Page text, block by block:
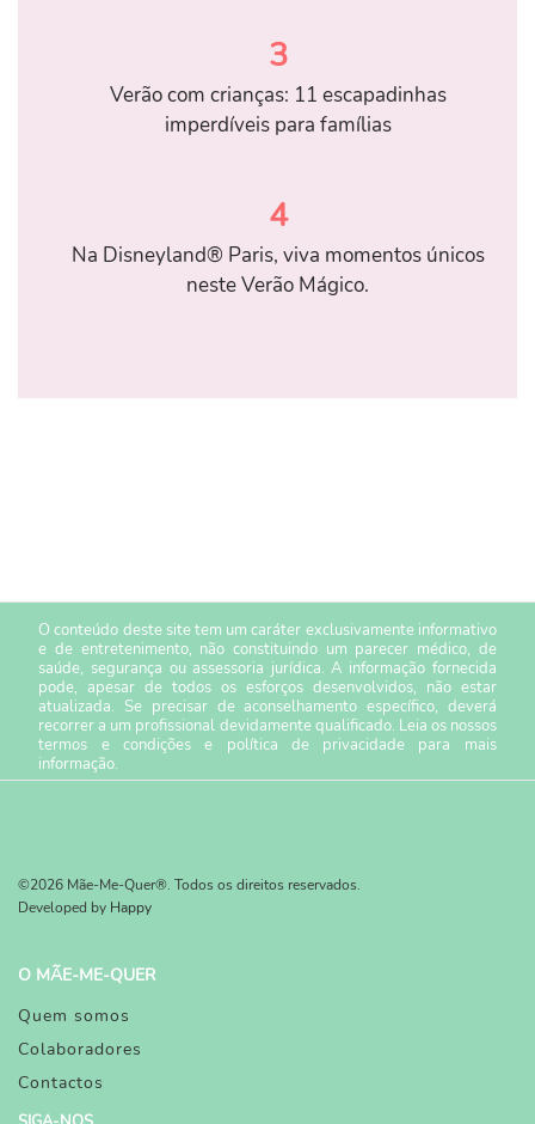
3
Verão com crianças: 11 escapadinhas
imperdíveis para famílias
4
Na Disneyland® Paris, viva momentos únicos
neste Verão Mágico.
O conteúdo deste site tem um caráter exclusivamente informativo
e de entretenimento, não constituindo um parecer médico, de
saúde, segurança ou assessoria jurídica. A informação fornecida
pode, apesar de todos os esforços desenvolvidos, não estar
atualizada. Se precisar de aconselhamento específico, deverá
recorrer a um profissional devidamente qualificado. Leia os nossos
termos e condiçõese política de privacidade para mais
informação.
©2026 Mãe-Me-Quer®. Todos os direitos reservados.
Developed by Happy
O MÃE-ME-QUER
Quem somos
Colaboradores
Contactos